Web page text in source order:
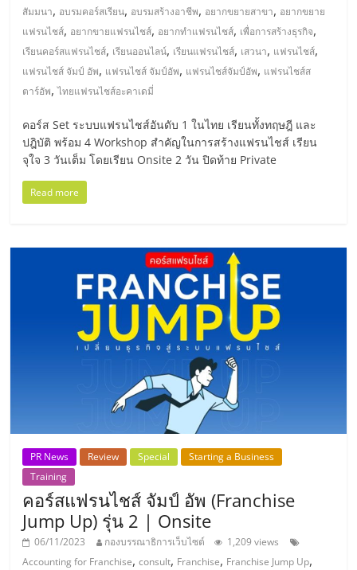
รน
ไชส์"
สัมมนา, อบรมคอร์สเรียน, อบรมสร้างอาชีพ, อยากขยายสาขา, อยากขยาย
แฟรนไชส์, อยากขายแฟรนไชส์, อยากทำแฟรนไชส์, เพื่อการสร้างธุรกิจ,
เรียนคอร์สแฟรนไชส์, เรียนออนไลน์, เรียนแฟรนไชส์, เสวนา, แฟรนไชส์,
แฟรนไชส์ จัมป์ อัพ, แฟรนไชส์ จัมป์อัพ, แฟรนไชส์จัมป์อัพ, แฟรนไชส์ส
ตาร์อัพ,ไทยแฟรนไชส์อะคาเดมี่
คอร์ส Set ระบบแฟรนไชส์อันดับ 1 ในไทย เรียนทั้งทฤษฎี และ
ปฎิบัติ พร้อม 4 Workshop สำคัญในการสร้างแฟรนไชส์ เรียน
จุใจ 3 วันเต็ม โดยเรียน Onsite 2 วัน ปิดท้าย Private
Read more
PR News Review Special
Starting a Business
Training
คอร์สแฟรนไชส์ จัมป์ อัพ (Franchise
Jump Up) รุ่น 2 | Onsite
06/11/2023 กองบรรณาธิการเว็บไซต์
1,209 views
Accounting for Franchise,consult, Franchise, Franchise Jump Up,